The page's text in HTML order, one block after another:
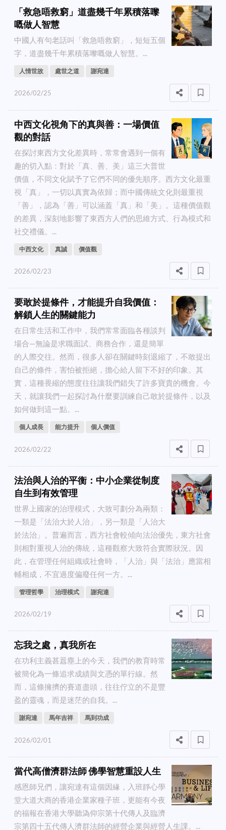
「救急唔救窮」道盡幾千年累積落嚟
嘅做人智慧
中國人有句老話叫「救急唔救窮」，短短五個
字，道盡幾千年累積落嚟嘅做人智慧。...
人情世故 處世之道 謝宛達
2026/02/25
中西文化視角下的真與善：一場價值
觀的對話
在探討東西方文化差異時，常常會遇到一個有
趣的切入點：對於「真、善、美」這三大普世
價值，不同文化賦予了它們不同的優先順序。西方文化最重
視「真」，一切以真實為依歸；而中國傳統文化則最重視
「善」，認為「善」可以涵蓋「真」和「美」。這種價值觀
的差異，深刻地影響了東西方人們的思維方式、行為模式和
社交禮儀。...
中西文化 真誠 價值觀
2026/02/23
要敢於提條件，才能提升自我價值：
解鎖人生的關鍵能力
在日常生活和工作中，我們常常面臨各種談判
場合—無論是求職面試、商務合作，還是簡單
的人際交往。然而，很多人卻在關鍵時刻退縮了，不敢提出
自己的條件，害怕被拒絕，擔心給人留下不好的印象。其
實，這種畏縮的態度往往讓我們錯失了許多寶貴的機會。今
天，就讓我們一起探討為什麼要訓練自己敢於提條件，以及
如何做到這一點。...
個人成長 能力提升 個人價值
2026/02/22
法治與人治的平衡：中小企業從制度
自生到有效管理
世界上國家的治理模式，大致可劃分為兩類：
一類是「法治大於人治」，另一類是「人治大
於法治」。普遍而言，西方社會較傾向法治優先，東方社會
則相對重視人治的傳統，這種觀察大致符合實際狀況。因
此，在管理任何組織或社會時，「人治」與「法治」應當相
輔相成，不宜過度偏廢任何一方。...
管理哲學 治理模式 謝宛達
2026/02/19
忘我之處，真我所在
在功利主義甚囂塵上的今天，我們的教育時常
被簡化為一條追求成績與文憑的單行線。然
而，這條擁擠的賽道盡頭，往往佇立的不是豐
盈的靈魂，而是迷茫的自我。...
謝宛達 馬年吉祥 馬到功成
2026/02/01
當代高僧濟群法師 佛學智慧重設人生
感恩師兄們，讓宛達有這個因緣，入班靜心學
堂大道大商的香港企業家種子班，更能有今夜
的福報在香港大學聽溈仰宗第十代傳人及臨濟
宗第四十五代傳人濟群法師的經營企業與經營人生課。...